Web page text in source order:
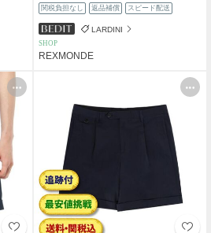
関税負担なし 返品補償 スピード配送
LARDINI
SHOP
REXMONDE